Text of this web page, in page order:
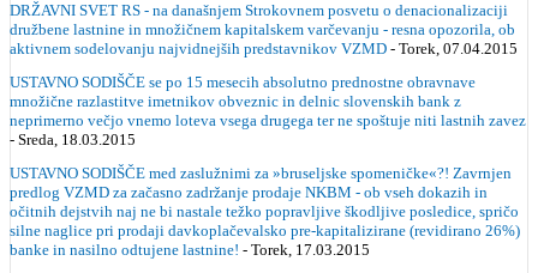
DRŽAVNI SVET RS - na današnjem Strokovnem posvetu o denacionalizaciji
družbene lastnine in množičnem kapitalskem varčevanju - resna opozorila, ob
aktivnem sodelovanju najvidnejših predstavnikov VZMD - Torek, 07.04.2015
USTAVNO SODIŠČE se po 15 mesecih absolutno prednostne obravnave
množične razlastitve imetnikov obveznic in delnic slovenskih bank z
neprimerno večjo vnemo loteva vsega drugega ter ne spoštuje niti lastnih zavez
- Sreda, 18.03.2015
USTAVNO SODIŠČE med zaslužnimi za »bruseljske spomeničke«?! Zavrnjen
predlog VZMD za začasno zadržanje prodaje NKBM - ob vseh dokazih in
očitnih dejstvih naj ne bi nastale težko popravljive škodljive posledice, spričo
silne naglice pri prodaji davkoplačevalsko pre-kapitalizirane (revidirano 26%)
banke in nasilno odtujene lastnine! - Torek, 17.03.2015